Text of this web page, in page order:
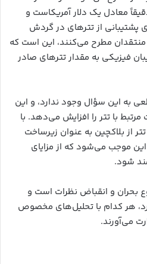
معادل یک دلار آمریکاست و
پشتیبانی از تترهای در گردش
مطرح می‌کنند، این است که
فیزیکی به مقدار تترهای صادر
به این سؤال وجود ندارد، و این
با تتر را افزایش می‌دهد. با
از بلاکچین به عنوان زیرساخت
موجب می‌شود که از مزایای
شود.
و انقباض نظرات است و
هر کدام با تحلیل‌های مخصوص
می‌آورند.